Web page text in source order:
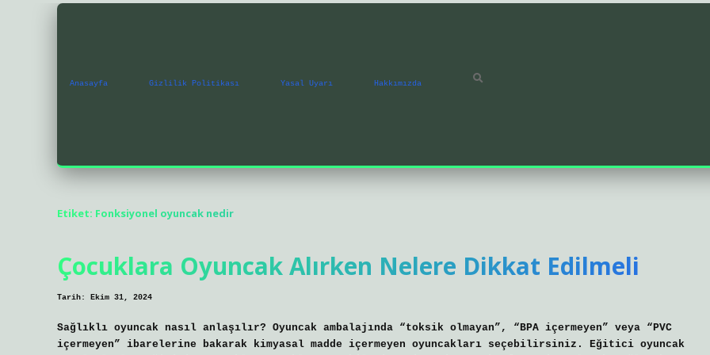
Anasayfa Gizlilik Politikası Yasal Uyarı Hakkımızda
Etiket: Fonksiyonel oyuncak nedir
Çocuklara Oyuncak Alırken Nelere Dikkat Edilmeli
Tarih: Ekim 31, 2024
Sağlıklı oyuncak nasıl anlaşılır? Oyuncak ambalajında ​​“toksik olmayan”, “BPA içermeyen” veya “PVC
içermeyen” ibarelerine bakarak kimyasal madde içermeyen oyuncakları seçebilirsiniz. Eğitici oyuncak